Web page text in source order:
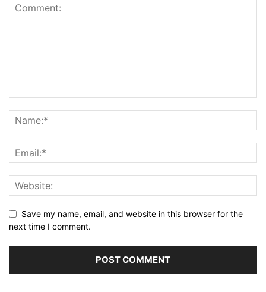
Save my name, email, and website in this browser for the
next time I comment.